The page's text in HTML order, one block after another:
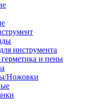
инструмента
и пены
Ножовки